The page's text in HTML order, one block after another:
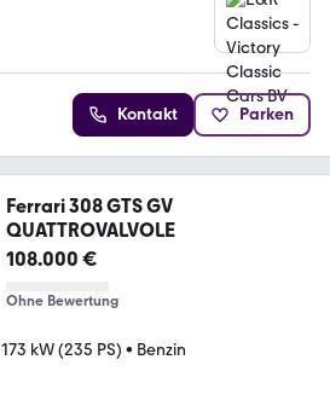
Kontakt Parken
Ferrari 308 GTS GV
QUATTROVALVOLE
108.000 €
Ohne Bewertung
173 kW (235 PS) • Benzin